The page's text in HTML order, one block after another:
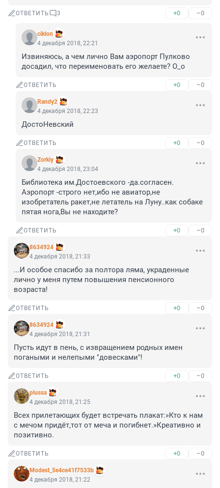
ОТВЕТИТЬ 3 +0 –0
ciklon
4 декабря 2018, 22:21
Извиняюсь, а чем лично Вам аэропорт Пулково
досадил, что переименовать его желаете? О_о
ОТВЕТИТЬ +0 –0
Randy2
4 декабря 2018, 22:23
ДостоНевский
ОТВЕТИТЬ +0 –0
Zorkiy
4 декабря 2018, 23:04
Библиотека им.Достоевского -да.согласен.
Аэропорт -строго нет,ибо не авиатор,не
изобретатель ракет,не летатель на Луну..как собаке
пятая нога,Вы не находите?
ОТВЕТИТЬ +0 –0
8634924
4 декабря 2018, 21:33
...И особое спасибо за полтора ляма, украденные
лично у меня путем повышения пенсионного
возраста!
ОТВЕТИТЬ +0 –0
8634924
4 декабря 2018, 21:31
Пусть идут в пень, с извращением родных имен
погаными и нелепыми "довесками"!
ОТВЕТИТЬ +0 –0
plussa
4 декабря 2018, 21:25
Всех прилетающих будет встречать плакат:»Кто к нам
с мечом придёт,тот от меча и погибнет.»Креативно и
позитивно.
ОТВЕТИТЬ +0 –0
Modest_5e4ce41f7533b
4 декабря 2018, 21:22